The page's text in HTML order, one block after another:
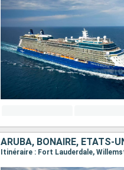
ARUBA, BONAIRE, ÉTATS-
Itinéraire : Fort Lauderdale,